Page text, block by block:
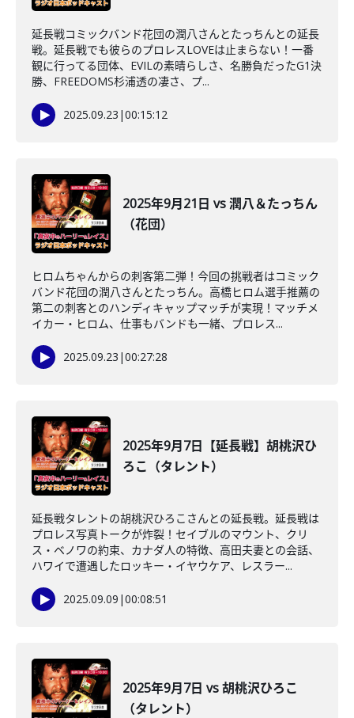
延長戦コミックバンド花団の潤八さんとたっちんとの延長
戦。延長戦でも彼らのプロレスLOVEは止まらない！一番
観に行ってる団体、EVILの素晴らしさ、名勝負だったG1決
勝、FREEDOMS杉浦透の凄さ、プ...
2025.09.23 |00:15:12
2025年9月21日 vs 潤八＆たっちん
（花団）
ヒロムちゃんからの刺客第二弾！今回の挑戦者はコミック
バンド花団の潤八さんとたっちん。高橋ヒロム選手推薦の
第二の刺客とのハンディキャップマッチが実現！マッチメ
イカー・ヒロム、仕事もバンドも一緒、プロレス...
2025.09.23 |00:27:28
2025年9月7日【延長戦】胡桃沢ひ
ろこ（タレント）
延長戦タレントの胡桃沢ひろこさんとの延長戦。延長戦は
プロレス写真トークが炸裂！セイブルのマウント、クリ
ス・ベノワの約束、カナダ人の特徴、高田夫妻との会話、
ハワイで遭遇したロッキー・イヤウケア、レスラー...
2025.09.09 |00:08:51
2025年9月7日 vs 胡桃沢ひろこ
（タレント）